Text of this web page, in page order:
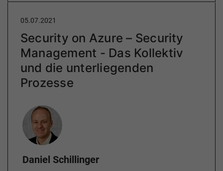
05.07.2021
Security on Azure – Security
Management - Das Kollektiv
und die unterliegenden
Prozesse
Author
Daniel Schillinger